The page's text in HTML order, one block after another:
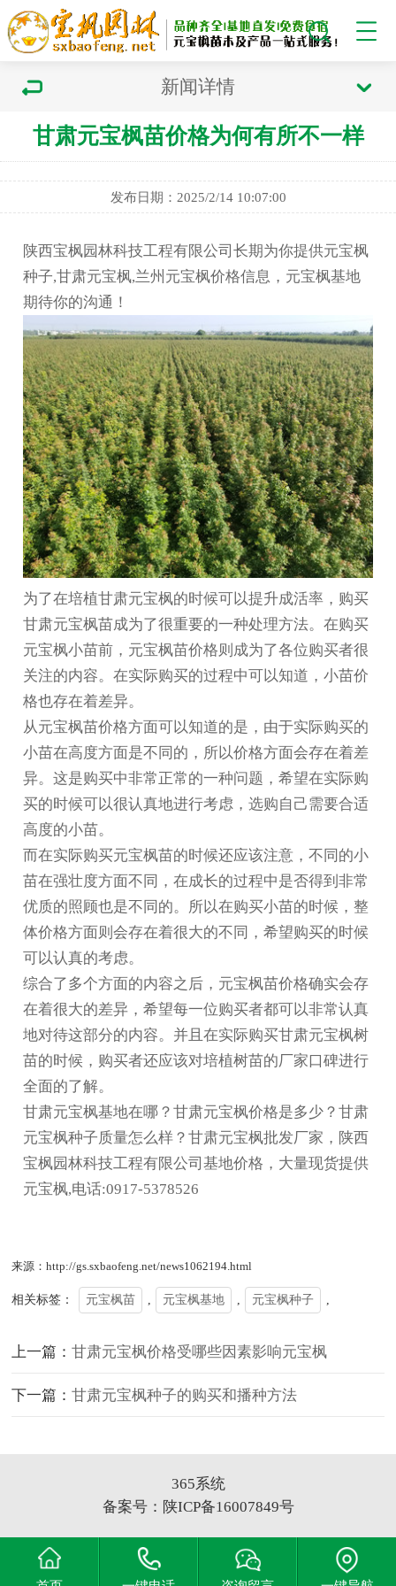
新闻详情
甘肃元宝枫苗价格为何有所不一样
发布日期：2025/2/14 10:07:00
陕西宝枫园林科技工程有限公司长期为你提供元宝枫
种子,甘肃元宝枫,兰州元宝枫价格信息，元宝枫基地
期待你的沟通！
为了在培植甘肃元宝枫的时候可以提升成活率，购买
甘肃元宝枫苗成为了很重要的一种处理方法。在购买
元宝枫小苗前，元宝枫苗价格则成为了各位购买者很
关注的内容。在实际购买的过程中可以知道，小苗价
格也存在着差异。
从元宝枫苗价格方面可以知道的是，由于实际购买的
小苗在高度方面是不同的，所以价格方面会存在着差
异。这是购买中非常正常的一种问题，希望在实际购
买的时候可以很认真地进行考虑，选购自己需要合适
高度的小苗。
而在实际购买元宝枫苗的时候还应该注意，不同的小
苗在强壮度方面不同，在成长的过程中是否得到非常
优质的照顾也是不同的。所以在购买小苗的时候，整
体价格方面则会存在着很大的不同，希望购买的时候
可以认真的考虑。
综合了多个方面的内容之后，元宝枫苗价格确实会存
在着很大的差异，希望每一位购买者都可以非常认真
地对待这部分的内容。并且在实际购买甘肃元宝枫树
苗的时候，购买者还应该对培植树苗的厂家口碑进行
全面的了解。
甘肃元宝枫基地在哪？甘肃元宝枫价格是多少？甘肃
元宝枫种子质量怎么样？甘肃元宝枫批发厂家，陕西
宝枫园林科技工程有限公司基地价格，大量现货提供
元宝枫,电话:0917-5378526
来源：http://gs.sxbaofeng.net/news1062194.html
相关标签： 元宝枫苗 元宝枫基地 元宝枫种子
上一篇：甘肃元宝枫价格受哪些因素影响元宝枫
下一篇：甘肃元宝枫种子的购买和播种方法
365系统
备案号： 陕ICP备16007849号